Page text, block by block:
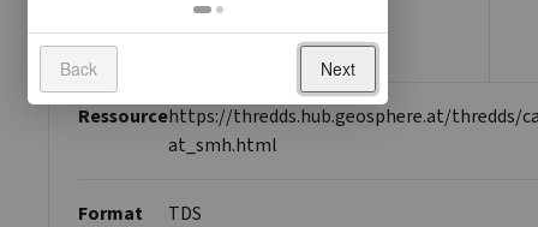
Metadaten
Ressourcehttps://thredds.hub.geosphere.at/thredds/
at_smh.html
Format TDS
Back Next